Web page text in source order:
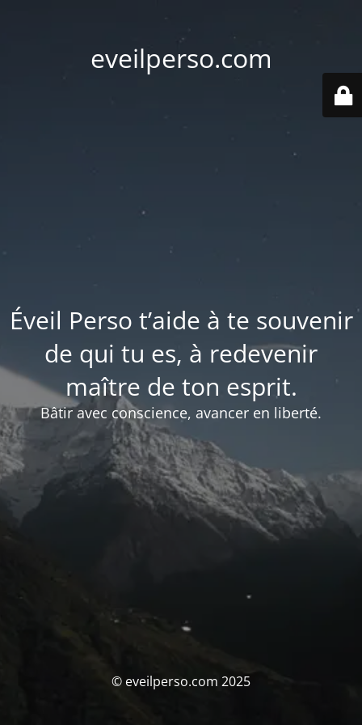
eveilperso.com
Éveil Perso t’aide à te souvenir
de qui tu es, à redevenir
maître de ton esprit.
Bâtir avec conscience, avancer en liberté.
© eveilperso.com 2025